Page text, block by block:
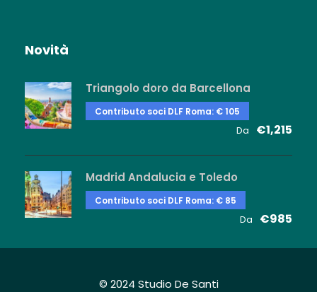
Novità
Triangolo doro da Barcellona
Contributo soci DLF Roma: € 105
Da €1,215
Madrid Andalucia e Toledo
Contributo soci DLF Roma: € 85
Da €985
© 2024 Studio De Santi